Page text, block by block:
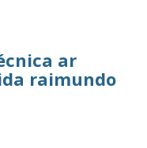
ar
raimundo